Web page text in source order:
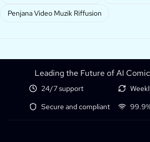
Penjana Video Muzik Riffusion
Leading the Future of AI
24/7 support
Secure and compliant